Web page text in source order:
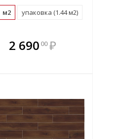
комплекте
выгоднее!
м2 упаковка (1.44 м2)
2 690 00 ₽